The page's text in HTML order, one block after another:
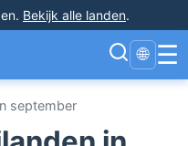
. Bekijk alle landen.
🌐 ☰
september